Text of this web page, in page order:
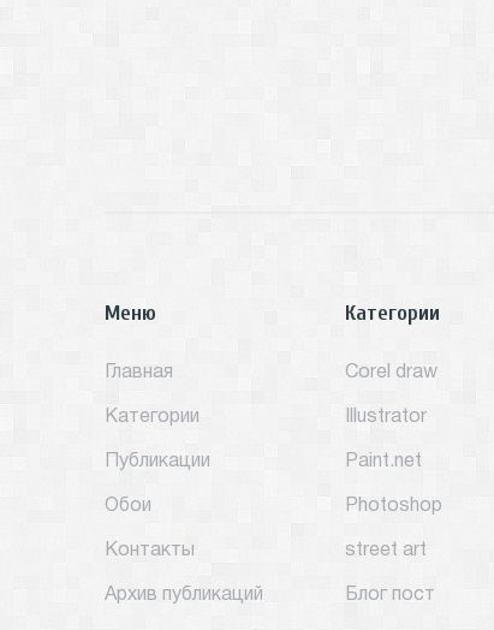
Меню
Главная
Категории
Публикации
Обои
Контакты
Архив публикаций
Категории
Corel draw
Illustrator
Paint.net
Photoshop
street art
Блог пост